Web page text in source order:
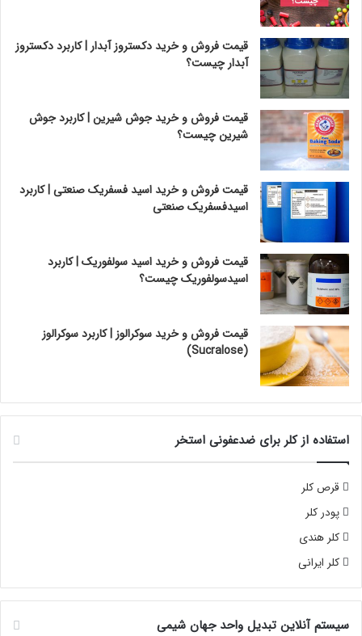
قیمت فروش و خرید دکستروز آبدار | کاربرد دکستروز
آبدار چیست؟
قیمت فروش و خرید جوش شیرین | کاربرد جوش
شیرین چیست؟
قیمت فروش و خرید اسید فسفریک صنعتی | کاربرد
اسیدفسفریک صنعتی
قیمت فروش و خرید اسید سولفوریک | کاربرد
اسیدسولفوریک چیست؟
قیمت فروش و خرید سوکرالوز | کاربرد سوکرالوز
(Sucralose)
استفاده از کلر برای ضدعفونی استخر
قرص کلر
پودر کلر
کلر هندی
کلر ایرانی
سیستم آنلاین تبدیل واحد جهان شیمی